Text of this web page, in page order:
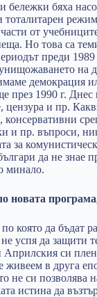
бяха
тоталитарен
от
Но това са
преди
на
демокрация
през 1990 г.
цензура и пр.
и пр. въпроси,
за
да не знае
минало.
новата
която да бъдат
успя да защити
Априлския си
в друга
не си позволява
истина да